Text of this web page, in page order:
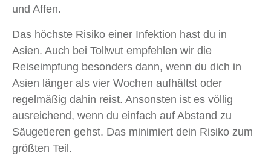
und Affen.
Das höchste Risiko einer Infektion hast du in
Asien. Auch bei Tollwut empfehlen wir die
Reiseimpfung besonders dann, wenn du dich in
Asien länger als vier Wochen aufhältst oder
regelmäßig dahin reist. Ansonsten ist es völlig
ausreichend, wenn du einfach auf Abstand zu
Säugetieren gehst. Das minimiert dein Risiko zum
größten Teil.